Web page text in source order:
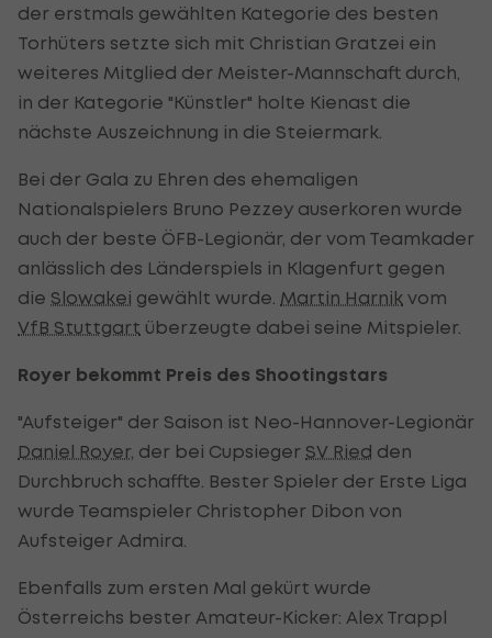
der erstmals gewählten Kategorie des besten
Torhüters setzte sich mit Christian Gratzei ein
weiteres Mitglied der Meister-Mannschaft durch,
in der Kategorie "Künstler" holte Kienast die
nächste Auszeichnung in die Steiermark.
Bei der Gala zu Ehren des ehemaligen
Nationalspielers Bruno Pezzey auserkoren wurde
auch der beste ÖFB-Legionär, der vom Teamkader
anlässlich des Länderspiels in Klagenfurt gegen
die Slowakei gewählt wurde. Martin Harnik vom
VfB Stuttgart überzeugte dabei seine Mitspieler.
Royer bekommt Preis des Shootingstars
"Aufsteiger" der Saison ist Neo-Hannover-Legionär
Daniel Royer, der bei Cupsieger SV Ried den
Durchbruch schaffte. Bester Spieler der Erste Liga
wurde Teamspieler Christopher Dibon von
Aufsteiger Admira.
Ebenfalls zum ersten Mal gekürt wurde
Österreichs bester Amateur-Kicker: Alex Trappl